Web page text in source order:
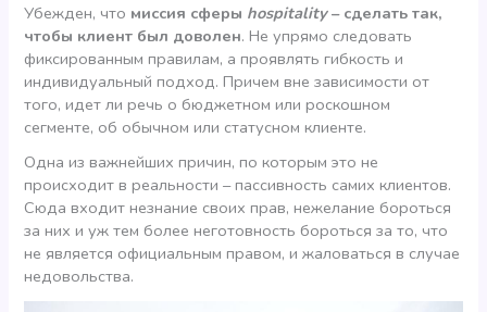
Убежден, что миссия сферы hospitality– сделать так,
чтобы клиент был доволен. Не упрямо следовать
фиксированным правилам, а проявлять гибкость и
индивидуальный подход. Причем вне зависимости от
того, идет ли речь о бюджетном или роскошном
сегменте, об обычном или статусном клиенте.
Одна из важнейших причин, по которым это не
происходит в реальности – пассивность самих клиентов.
Сюда входит незнание своих прав, нежелание бороться
за них и уж тем более неготовность бороться за то, что
не является официальным правом, и жаловаться в случае
недовольства.